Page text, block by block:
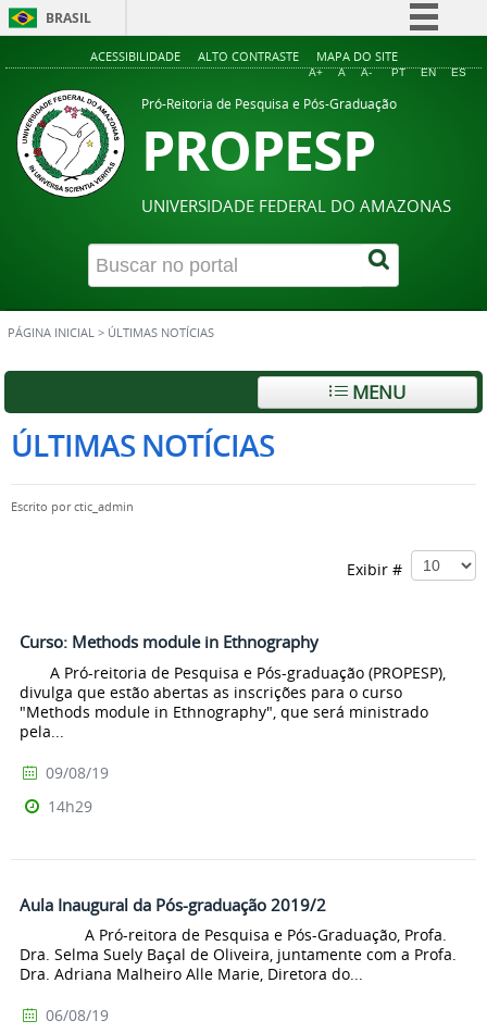
BRASIL
Simplifique!
Acesso à informação
ACESSIBILIDADE ALTO CONTRASTE MAPA DO SITE
A+ A A- PT EN ES
Pró-Reitoria de Pesquisa e Pós-Graduação
PROPESP
UNIVERSIDADE FEDERAL DO AMAZONAS
PÁGINA INICIAL > ÚLTIMAS NOTÍCIAS
MENU
ÚLTIMAS NOTÍCIAS
Escrito porctic_admin
Exibir #
Curso: Methods module in Ethnography
A Pró-reitoria de Pesquisa e Pós-graduação (PROPESP),
divulga que estão abertas as inscrições para o curso
"Methods module in Ethnography", que será ministrado
pela...
09/08/19
14h29
Aula Inaugural da Pós-graduação 2019/2
A Pró-reitora de Pesquisa e Pós-Graduação, Profa.
Dra. Selma Suely Baçal de Oliveira, juntamente com a Profa.
Dra. Adriana Malheiro Alle Marie, Diretora do...
06/08/19